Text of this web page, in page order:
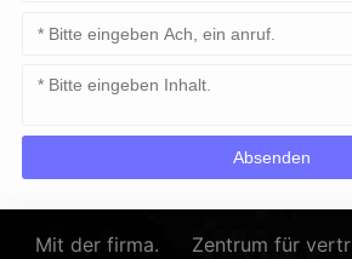
Mit der firma.
Zentrum für vertr